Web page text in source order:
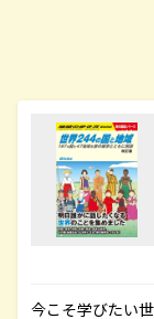
今こそ学びたい